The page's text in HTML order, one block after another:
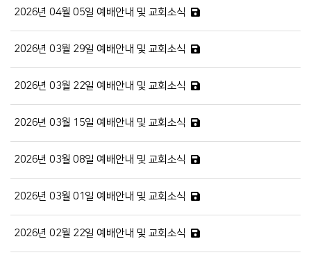
2026년 04월 05일 예배안내 및 교회소식
2026년 03월 29일 예배안내 및 교회소식
2026년 03월 22일 예배안내 및 교회소식
2026년 03월 15일 예배안내 및 교회소식
2026년 03월 08일 예배안내 및 교회소식
2026년 03월 01일 예배안내 및 교회소식
2026년 02월 22일 예배안내 및 교회소식